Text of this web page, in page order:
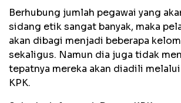
Berhubung jumlah pegawai yang
sidang etik sangat banyak, maka
akan dibagi menjadi beberapa
sekaligus. Namun dia juga tidak
tepatnya mereka akan diadili
KPK.